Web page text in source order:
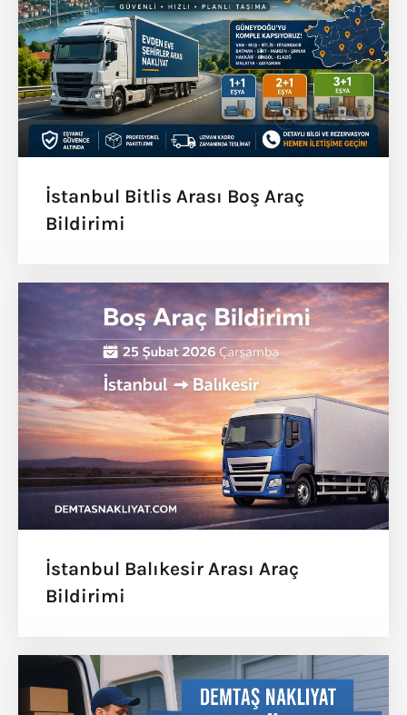
İstanbul Bitlis Arası Boş Araç
Bildirimi
İstanbul Balıkesir Arası Araç
Bildirimi